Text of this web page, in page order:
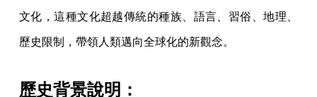
文化，這種文化超越傳統的種族、語言、習俗、地理、
歷史限制，帶領人類邁向全球化的新觀念。
歷史背景說明：